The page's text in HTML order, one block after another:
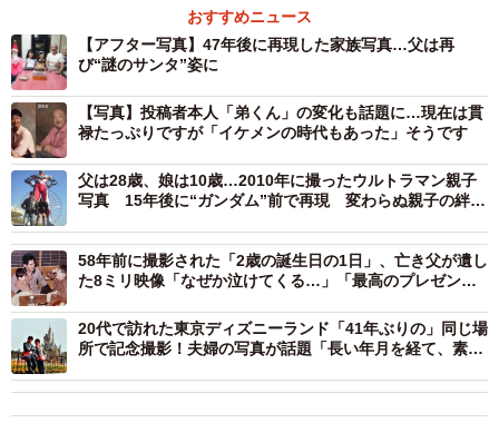
再現にあたって最大の難関となったのが、父の“謎サンタ”姿
の再現でした。
「1970年の父の衣装は本当に謎で（笑）。父はいつも家に
あるものを使ってアレンジするクセがあり、ある年は雨ガ
ッパを羽織って“聖徳太子みたいなサンタ”になっていまし
た。今回は古着屋で見つけたキッズサイズのバレエ衣装を
見つけて、『これなら再現できるかもしれない』と思い、
準備を整えました」
この写真は2017年の撮影直後にも一度SNSに投稿されてい
ましたが、そのときは特に話題にはなりませんでした。し
かし今になって再投稿したところ、予想を超える反響が返
おすすめニュース
【アフター写真】47年後に再現した家族写真…父は再
び“謎のサンタ”姿に
【写真】投稿者本人「弟くん」の変化も話題に…現在は貫
禄たっぷりですが「イケメンの時代もあった」そうです
父は28歳、娘は10歳…2010年に撮ったウルトラマン親子
写真 15年後に“ガンダム”前で再現 変わらぬ親子の絆に
58年前に撮影された「2歳の誕生日の1日」、亡き父が遺し
た8ミリ映像「なぜか泣けてくる…」「最高のプレゼン
20代で訪れた東京ディズニーランド「41年ぶりの」同じ場
所で記念撮影！夫婦の写真が話題「長い年月を経て、素敵